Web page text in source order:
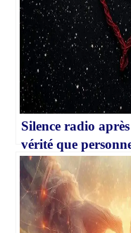
Silence radio
vérité que
pourquoi il pense